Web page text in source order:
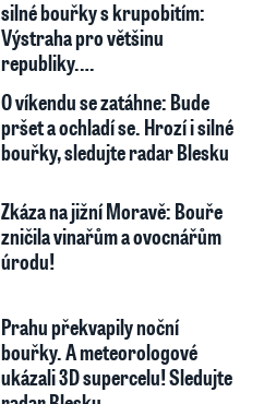
silné bouřky s krupobitím:
Výstraha pro většinu
republiky.…
O víkendu se zatáhne: Bude
pršet a ochladí se. Hrozí i silné
bouřky, sledujte radar Blesku
Zkáza na jižní Moravě: Bouře
zničila vinařům a ovocnářům
úrodu!
Prahu překvapily noční
bouřky. A meteorologové
ukázali 3D supercelu! Sledujte